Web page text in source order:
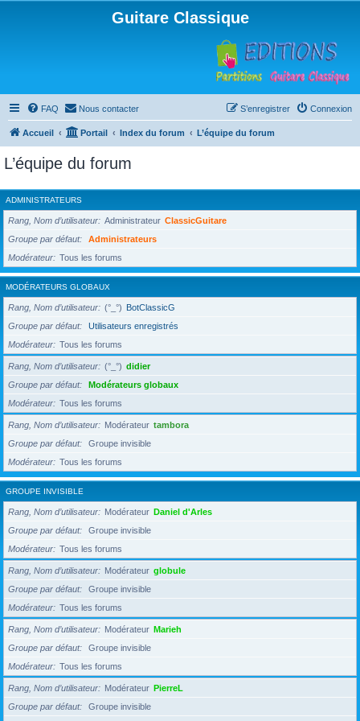
Guitare Classique
FAQ Nous contacter Connexion
S’enregistrer
Accueil Portail Index du forum L’équipe du forum
L’équipe du forum
ADMINISTRATEURS
Rang, Nom d’utilisateur Administrateur ClassicGuitare
Groupe par défaut
Administrateurs
Modérateur
Tous les forums
MODÉRATEURS GLOBAUX
Rang, Nom d’utilisateur (°_°) BotClassicG
Groupe par défaut
Utilisateurs enregistrés
Modérateur
Tous les forums
Rang, Nom d’utilisateur (°_°) didier
Groupe par défaut
Modérateurs globaux
Modérateur
Tous les forums
Rang, Nom d’utilisateur Modérateur tambora
Groupe par défaut
Groupe invisible
Modérateur
Tous les forums
GROUPE INVISIBLE
Rang, Nom d’utilisateur Modérateur Daniel d'Arles
Groupe par défaut
Groupe invisible
Modérateur
Tous les forums
Rang, Nom d’utilisateur Modérateur globule
Groupe par défaut
Groupe invisible
Modérateur
Tous les forums
Rang, Nom d’utilisateur Modérateur Marieh
Groupe par défaut
Groupe invisible
Modérateur
Tous les forums
Rang, Nom d’utilisateur Modérateur PierreL
Groupe par défaut
Groupe invisible